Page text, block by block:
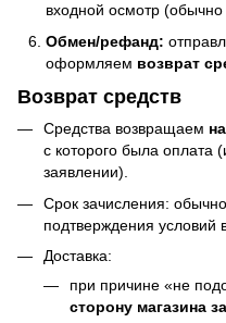
входной осмотр (обычно
Обмен/рефанд:
оформляем возврат
Возврат средств
Средства возвращаем
с которого была оплата
заявлении).
Срок зачисления: обычно
подтверждения условий
Доставка:
при причине «не
сторону магазина